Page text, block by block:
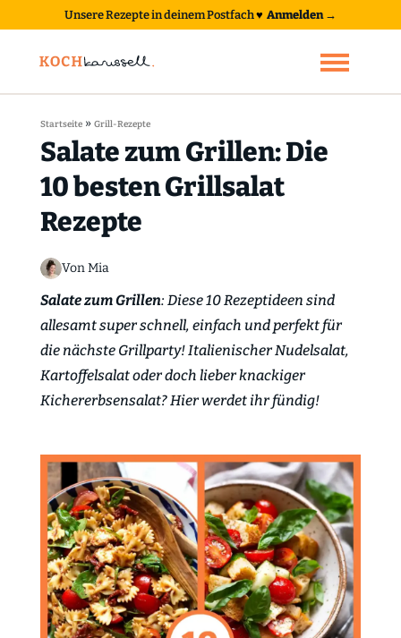
Unsere Rezepte in deinem Postfach♥ Anmelden →
Startseite» Grill-Rezepte
Salate zum Grillen: Die
10 besten Grillsalat
Rezepte
Von Mia
Salate zum Grillen: Diese 10 Rezeptideen sind
allesamt super schnell, einfach und perfekt für
die nächste Grillparty! Italienischer Nudelsalat,
Kartoffelsalat oder doch lieber knackiger
Kichererbsensalat? Hier werdet ihr fündig!